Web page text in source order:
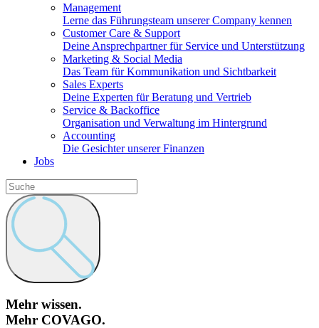
Management
Lerne das Führungsteam unserer Company kennen
Customer Care & Support
Deine Ansprechpartner für Service und Unterstützung
Marketing & Social Media
Das Team für Kommunikation und Sichtbarkeit
Sales Experts
Deine Experten für Beratung und Vertrieb
Service & Backoffice
Organisation und Verwaltung im Hintergrund
Accounting
Die Gesichter unserer Finanzen
Jobs
Mehr wissen.
Mehr COVAGO.